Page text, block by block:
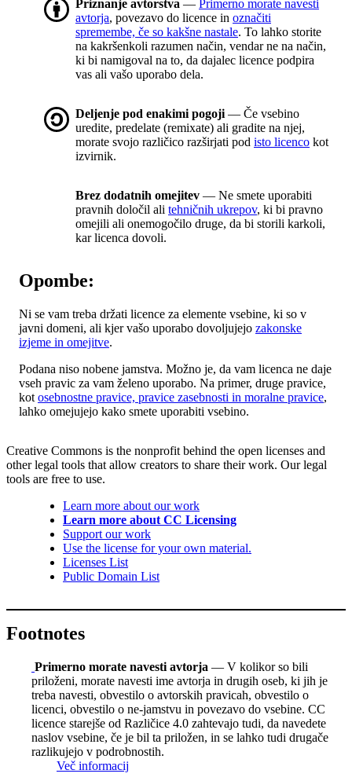
Priznanje avtorstva — Primerno morate navesti
avtorja, povezavo do licence in označiti
spremembe, če so kakšne nastale. To lahko storite
na kakršenkoli razumen način, vendar ne na način,
ki bi namigoval na to, da dajalec licence podpira
vas ali vašo uporabo dela.
Deljenje pod enakimi pogoji — Če vsebino
uredite, predelate (remixate) ali gradite na njej,
morate svojo različico razširjati pod isto licenco kot
izvirnik.
Brez dodatnih omejitev — Ne smete uporabiti
pravnih določil ali tehničnih ukrepov, ki bi pravno
omejili ali onemogočilo druge, da bi storili karkoli,
kar licenca dovoli.
Opombe:
Ni se vam treba držati licence za elemente vsebine, ki so v
javni domeni, ali kjer vašo uporabo dovoljujejo zakonske
izjeme in omejitve.
Podana niso nobene jamstva. Možno je, da vam licenca ne daje
vseh pravic za vam želeno uporabo. Na primer, druge pravice,
kot osebnostne pravice, pravice zasebnosti in moralne pravice,
lahko omejujejo kako smete uporabiti vsebino.
Creative Commons is the nonprofit behind the open licenses and
other legal tools that allow creators to share their work. Our legal
tools are free to use.
Learn more about our work
Learn more about CC Licensing
Support our work
Use the license for your own material.
Licenses List
Public Domain List
Footnotes
Primerno morate navesti avtorja — V kolikor so bili
priloženi, morate navesti ime avtorja in drugih oseb, ki jih je
treba navesti, obvestilo o avtorskih pravicah, obvestilo o
licenci, obvestilo o ne-jamstvu in povezavo do vsebine. CC
licence starejše od Različice 4.0 zahtevajo tudi, da navedete
naslov vsebine, če je bil ta priložen, in se lahko tudi drugače
razlikujejo v podrobnostih.
Več informacij